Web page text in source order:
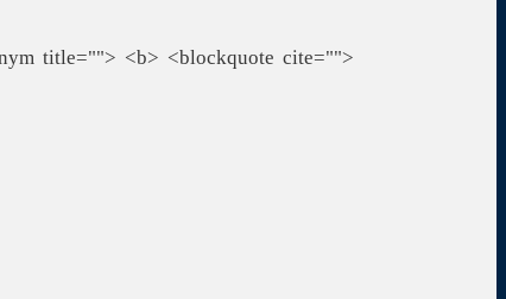
title=""> <b> <blockquote cite="">